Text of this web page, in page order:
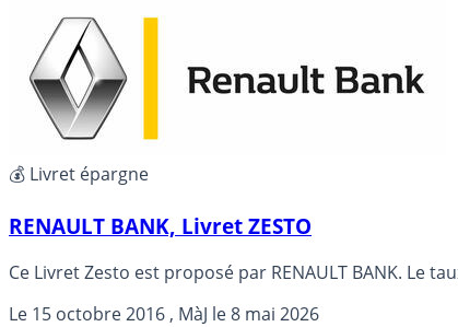
💰 Livret épargne
RENAULT BANK, Livret ZESTO
Ce Livret Zesto est proposé par RENAULT BANK. Le
Le 15 octobre 2016 , MàJ le8 mai 2026